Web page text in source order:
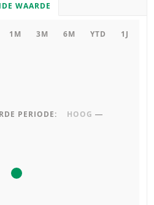
WAARDE
waarde
1M 3M 6M YTD 1J
PERIODE: HOOG ―